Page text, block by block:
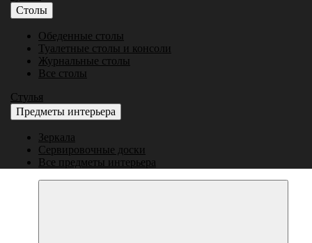
Столы
Обеденные столы
Туалетные столы и консоли
Журнальные столы
Все столы
Стулья
Предметы интерьера
Зеркала
Сервировочные доски
Все предметы интерьера